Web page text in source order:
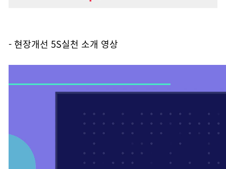
- 현장개선 5S실천 소개 영상